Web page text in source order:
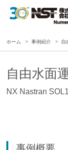
ホーム 事例紹介 自
自由水面
NX Nastran